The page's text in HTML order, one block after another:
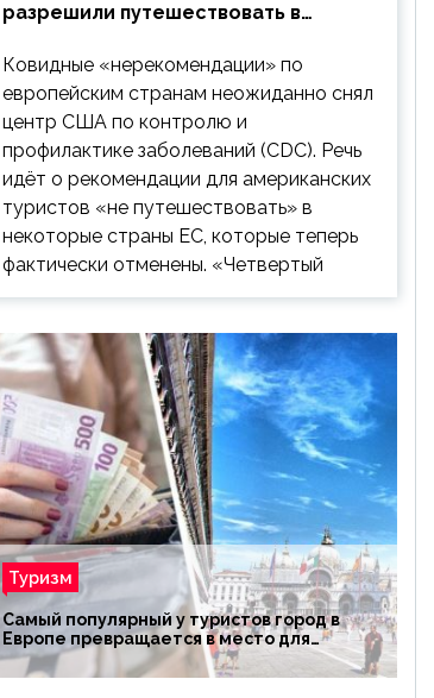
разрешили путешествовать в
Ковидные «нерекомендации» по
европейским странам неожиданно снял
центр США по контролю и
профилактике заболеваний (CDC). Речь
идёт о рекомендации для американских
туристов «не путешествовать» в
некоторые страны ЕС, которые теперь
фактически отменены. «Четвертый
Туризм
Самый популярный у туристов город в
Европе превращается в место для
избранных